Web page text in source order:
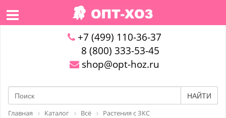
+7 (499) 110-36-37
8 (800) 333-53-45
shop@opt-hoz.ru
НАЙТИ
Главная Каталог Всё
Растения с ЗКС